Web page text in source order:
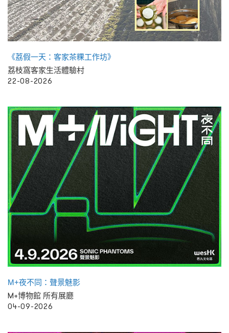
《荔假一天：客家茶粿工作坊》
荔枝窩客家生活體驗村
22-08-2026
M+夜不同：聲景魅影
M+博物館 所有展廳
04-09-2026